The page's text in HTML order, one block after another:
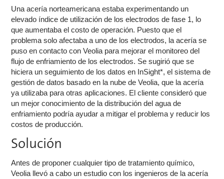
Una acería norteamericana estaba experimentando un
elevado índice de utilización de los electrodos de fase 1, lo
que aumentaba el costo de operación. Puesto que el
problema solo afectaba a uno de los electrodos, la acería se
puso en contacto con Veolia para mejorar el monitoreo del
flujo de enfriamiento de los electrodos. Se sugirió que se
hiciera un seguimiento de los datos en InSight*, el sistema de
gestión de datos basado en la nube de Veolia, que la acería
ya utilizaba para otras aplicaciones. El cliente consideró que
un mejor conocimiento de la distribución del agua de
enfriamiento podría ayudar a mitigar el problema y reducir los
costos de producción.
Solución
Antes de proponer cualquier tipo de tratamiento químico,
Veolia llevó a cabo un estudio con los ingenieros de la acería